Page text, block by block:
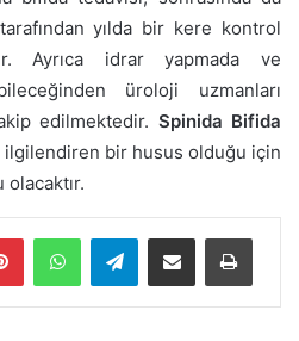
yılda bir kere kontrol
Ayrıca idrar yapmada ve
üroloji uzmanları
edilmektedir. Spinida Bifida
ilgilendiren bir husus olduğu için
PinterestWhatsAppTelegramE-Posta ile paylaş Yazdır